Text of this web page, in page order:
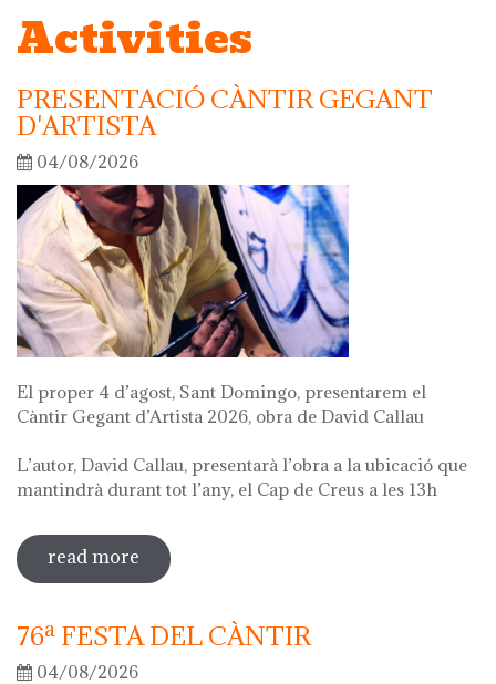
Activities
PRESENTACIÓ CÀNTIR GEGANT
D'ARTISTA
04/08/2026
El proper 4 d’agost, Sant Domingo, presentarem el
Càntir Gegant d’Artista 2026, obra de David Callau
L’autor, David Callau, presentarà l’obra a la ubicació que
mantindrà durant tot l’any, el Cap de Creus a les 13h
read more sobre presentació càntir gegant
d'artista
76ª FESTA DEL CÀNTIR
04/08/2026